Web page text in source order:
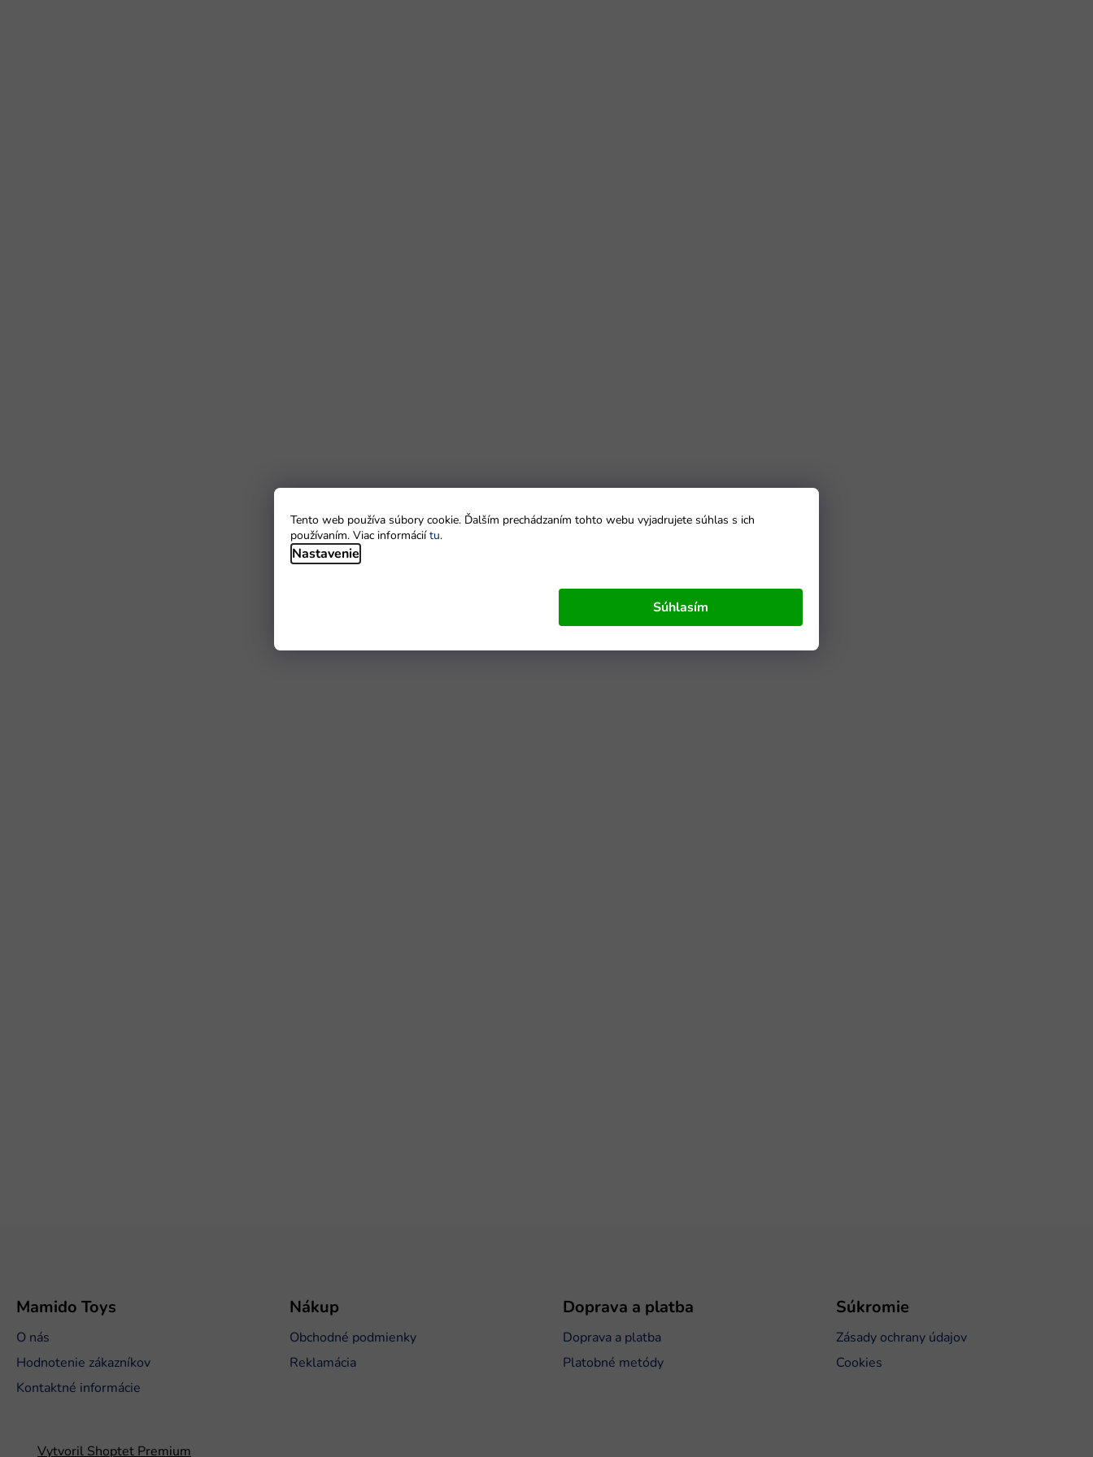
Tento web používa súbory cookie. Ďalším prechádzaním tohto webu vyjadrujete súhlas s ich
používaním. Viac informáciítu.
Nastavenie
Súhlasím
Mamido Toys
O nás
Hodnotenie zákazníkov
Kontaktné informácie
Nákup
Obchodné podmienky
Reklamácia
Doprava a platba
Doprava a platba
Platobné metódy
Súkromie
Zásady ochrany údajov
Cookies
Vytvoril Shoptet Premium